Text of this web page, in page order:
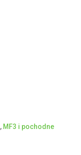
, MF3 i pochodne